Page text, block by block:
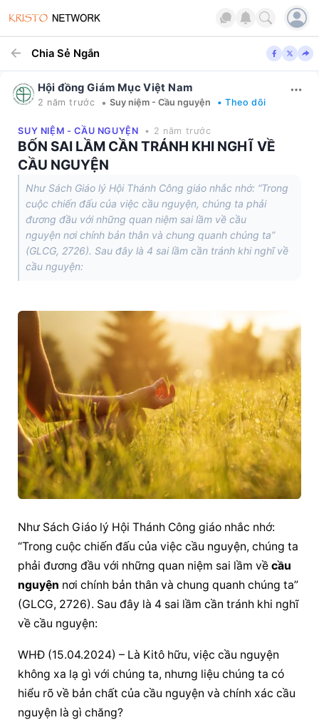
Chia Sẻ Ngắn
Hội đồng Giám Mục Việt Nam
2 năm trước • Suy niệm - Cầu nguyện • Theo dõi
SUY NIỆM - CẦU NGUYỆN • 2 năm trước
BỐN SAI LẦM CẦN TRÁNH KHI NGHĨ VỀ
CẦU NGUYỆN
Như Sách Giáo lý Hội Thánh Công giáo nhắc nhớ: “Trong
cuộc chiến đấu của việc cầu nguyện, chúng ta phải
đương đầu với những quan niệm sai lầm về cầu
nguyện nơi chính bản thân và chung quanh chúng ta”
(GLCG, 2726). Sau đây là 4 sai lầm cần tránh khi nghĩ về
cầu nguyện:
Như Sách Giáo lý Hội Thánh Công giáo nhắc nhớ:
“Trong cuộc chiến đấu của việc cầu nguyện, chúng ta
phải đương đầu với những quan niệm sai lầm về cầu
nguyện nơi chính bản thân và chung quanh chúng ta”
(GLCG, 2726). Sau đây là 4 sai lầm cần tránh khi nghĩ
về cầu nguyện:
WHĐ (15.04.2024) – Là Kitô hữu, việc cầu nguyện
không xa lạ gì với chúng ta, nhưng liệu chúng ta có
hiểu rõ về bản chất của cầu nguyện và chính xác cầu
nguyện là gì chăng?